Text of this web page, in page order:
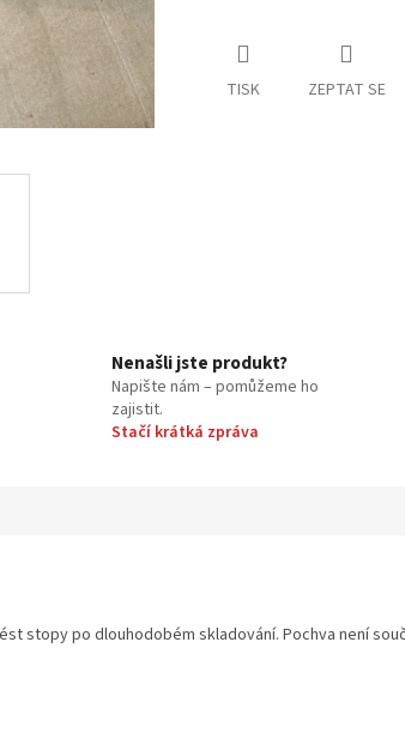
TISK ZEPTAT SE
Nenašli jste produkt?
Napište nám – pomůžeme ho
zajistit.
Stačí krátká zpráva
stopy po dlouhodobém skladování. Pochva není